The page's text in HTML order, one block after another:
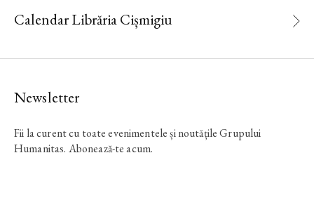
Calendar Librăria Cișmigiu
Newsletter
Fii la curent cu toate evenimentele și noutățile Grupului
Humanitas. Abonează-te acum.